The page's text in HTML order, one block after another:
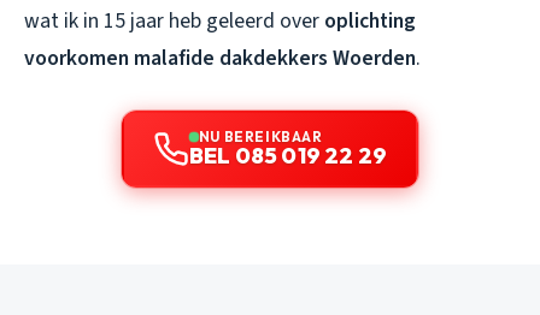
wat ik in 15 jaar heb geleerd over oplichting
voorkomen malafide dakdekkers Woerden.
NU BEREIKBAAR
BEL 085 019 22 29